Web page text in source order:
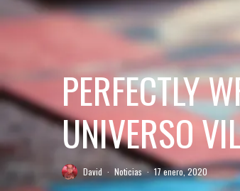
PERFECTLY
UNIVERSO
David · Noticias · 17 enero, 2020